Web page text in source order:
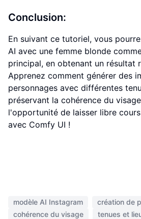
Conclusion:
En suivant ce tutoriel, vous
AI avec une femme blonde
principal, en obtenant un résultat
Apprenez comment générer des
personnages avec différentes
préservant la cohérence du
l'opportunité de laisser libre
avec Comfy UI !
modèle AI Instagram
création de
cohérence du visage
tenues et